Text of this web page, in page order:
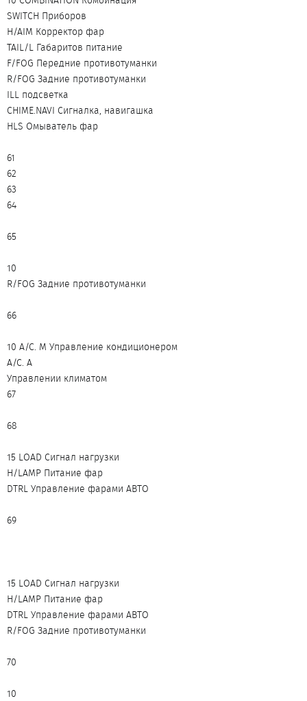
SWITCH Приборов
H/AIM Корректор фар
TAIL/L Габаритов питание
F/FOG Передние противотуманки
R/FOG Задние противотуманки
ILL подсветка
CHIME.NAVI Сигналка, навигашка
HLS Омыватель фар
61
62
63
64
65
10
R/FOG Задние противотуманки
66
10 A/C. M Управление кондиционером
A/C. A
Управлении климатом
67
68
15 LOAD Сигнал нагрузки
H/LAMP Питание фар
DTRL Управление фарами АВТО
69
15 LOAD Сигнал нагрузки
H/LAMP Питание фар
DTRL Управление фарами АВТО
R/FOG Задние противотуманки
70
10